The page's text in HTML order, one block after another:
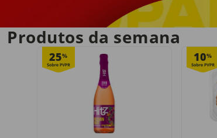
no
Produtos da semana
25% 10%